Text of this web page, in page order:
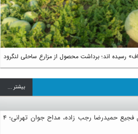
رسیده اند؛ برداشت محصول از مزارع ساحلی لنگرود
بيشتر ...
جزئیات تازه از ربایش و قتل فجیع حمیدرضا رجب زاده، مداح جوان تهرانی؛ ۴